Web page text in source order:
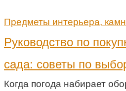
Предметы интерьера,
Руководство по
сада: советы по
Когда погода набирает